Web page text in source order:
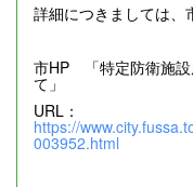
詳細につきましては、
市HP 「特定防衛施設
て」
URL：
https://
003952.html